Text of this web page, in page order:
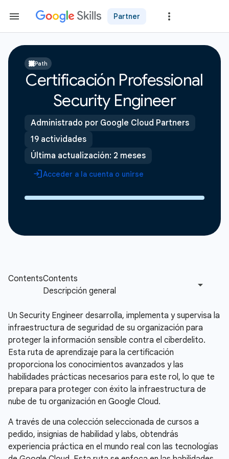
Partner
Path
Certificación Professional
Security Engineer
Administrado por Google Cloud Partners
19 actividades
Última actualización: 2 meses
Acceder a la cuenta o unirse
Un Security Engineer desarrolla, implementa y supervisa la
infraestructura de seguridad de su organización para
proteger la información sensible contra el ciberdelito.
Esta ruta de aprendizaje para la certificación
proporciona los conocimientos avanzados y las
habilidades prácticas necesarios para este rol, lo que te
prepara para proteger con éxito la infraestructura de
nube de tu organización en Google Cloud.
A través de una colección seleccionada de cursos a
pedido, insignias de habilidad y labs, obtendrás
experiencia práctica en el mundo real con las tecnologías